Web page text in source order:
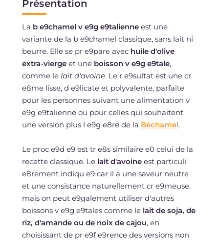
Présentation
La b e9chamel v e9g e9talienneest une
variante de la b e9chamel classique, sans lait ni
beurre. Elle se pr e9pare avec huile d'olive
extra-viergeet une boisson v e9g e9tale,
comme le lait d'avoine. Le r e9sultat est une cr
e8me lisse, d e9licate et polyvalente, parfaite
pour les personnes suivant une alimentation v
e9g e9talienne ou pour celles qui souhaitent
une version plus l e9g e8re de la Béchamel.
Le proc e9d e9 est tr e8s similaire e0 celui de la
recette classique. Le lait d'avoineest particuli
e8rement indiqu e9 car il a une saveur neutre
et une consistance naturellement cr e9meuse,
mais on peut e9galement utiliser d'autres
boissons v e9g e9tales comme le lait de soja, de
riz, d'amande ou de noix de cajou, en
choisissant de pr e9f e9rence des versions non